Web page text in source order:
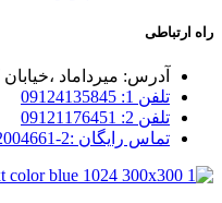
راه ارتباطی
آدرس: میرداماد
تلفن 1: 09124135845
تلفن 2: 09121176451
تماس رایگان :2-02192004661